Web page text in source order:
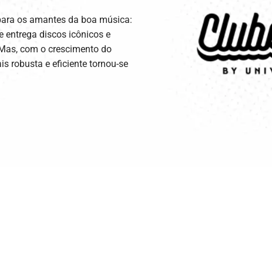
os amantes da boa música:
entrega discos icônicos e
com o crescimento do
robusta e eficiente tornou-se